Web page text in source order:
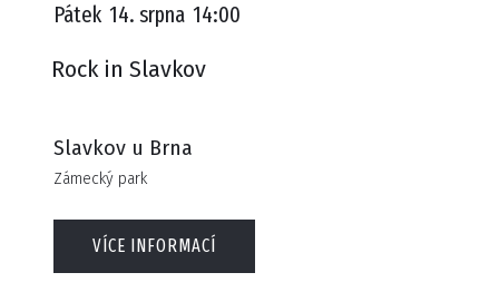
Pátek 14. srpna 14:00
Rock in Slavkov
Slavkov u Brna
Zámecký park
VÍCE INFORMACÍ